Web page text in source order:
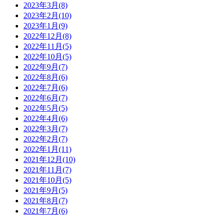
2023年3月(8)
2023年2月(10)
2023年1月(9)
2022年12月(8)
2022年11月(5)
2022年10月(5)
2022年9月(7)
2022年8月(6)
2022年7月(6)
2022年6月(7)
2022年5月(5)
2022年4月(6)
2022年3月(7)
2022年2月(7)
2022年1月(11)
2021年12月(10)
2021年11月(7)
2021年10月(5)
2021年9月(5)
2021年8月(7)
2021年7月(6)